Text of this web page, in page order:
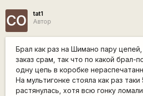
СО
tat1
Автор
Брал как раз на Шимано пару
заказ срам, так что по какой брал-
одну цепь в коробке
На мультигонке стояла как раз
растянулась, хотя всю гонку